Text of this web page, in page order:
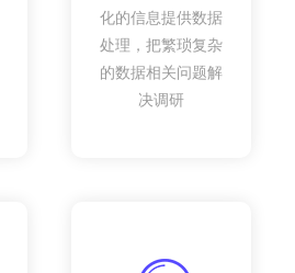
化的信息提供数据
处理，把繁琐复杂
的数据相关问题解
决调研